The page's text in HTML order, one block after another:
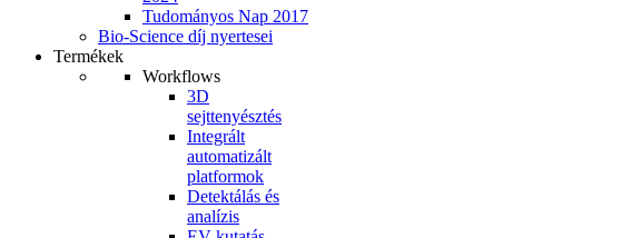
Tudományos Nap 2017
Bio-Science díj nyertesei
Termékek
Workflows
3D
sejttenyésztés
Integrált
automatizált
platformok
Detektálás és
analízis